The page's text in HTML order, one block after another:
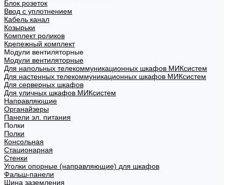
Блок розеток
Ввод с уплотнением
Кабель канал
Козырьки
Комплект роликов
Крепежный комплект
Модули вентиляторные
Модули вентиляторные
Для напольных телекоммуникационных шкафов МИКсистем
Для настенных телекоммуникационных шкафов МИКсистем
Для серверных шкафов
Для уличных шкафов МИКсистем
Направляющие
Органайзеры
Панели эл. питания
Полки
Полки
Консольная
Стационарная
Стенки
Уголки опорные (направляющие) для шкафов
Фальш-панели
Шина заземления